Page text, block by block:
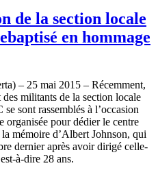
de la section locale
en hommage
– 25 mai 2015 – Récemment,
des militants de la section locale
sont rassemblés à l’occasion
organisée pour dédier le centre
mémoire d’Albert Johnson, qui
dernier après avoir dirigé celle-
à-dire 28 ans.